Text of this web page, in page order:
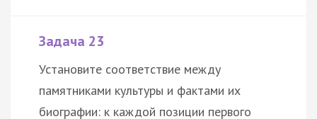
Задача 23
Установите соответствие между
памятниками культуры и фактами их
биографии: к каждой позиции первого